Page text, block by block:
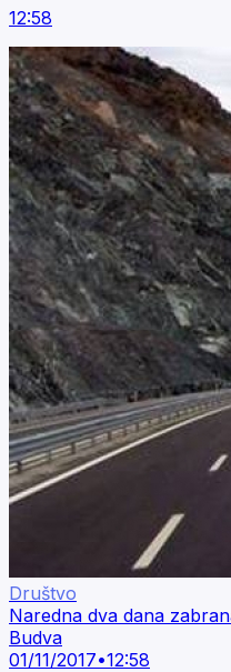
12:58
Društvo
Naredna dva dana
Budva
01/11/2017•12:58